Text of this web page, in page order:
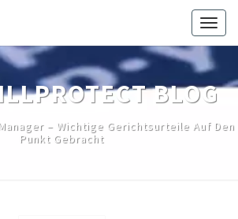
BLOG
– Wichtige Gerichtsurteile Auf Den
Punkt Gebracht